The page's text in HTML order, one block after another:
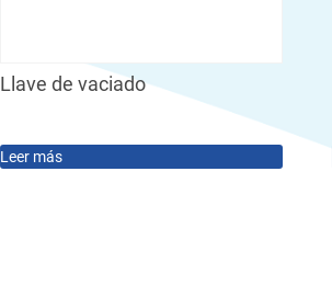
Llave de vaciado
Leer más